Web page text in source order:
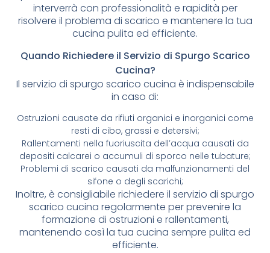
interverrà con professionalità e rapidità per
risolvere il problema di scarico e mantenere la tua
cucina pulita ed efficiente.
Quando Richiedere il Servizio di Spurgo Scarico
Cucina?
Il servizio di spurgo scarico cucina è indispensabile
in caso di:
Ostruzioni causate da rifiuti organici e inorganici come
resti di cibo, grassi e detersivi;
Rallentamenti nella fuoriuscita dell’acqua causati da
depositi calcarei o accumuli di sporco nelle tubature;
Problemi di scarico causati da malfunzionamenti del
sifone o degli scarichi;
Inoltre, è consigliabile richiedere il servizio di spurgo
scarico cucina regolarmente per prevenire la
formazione di ostruzioni e rallentamenti,
mantenendo così la tua cucina sempre pulita ed
efficiente.